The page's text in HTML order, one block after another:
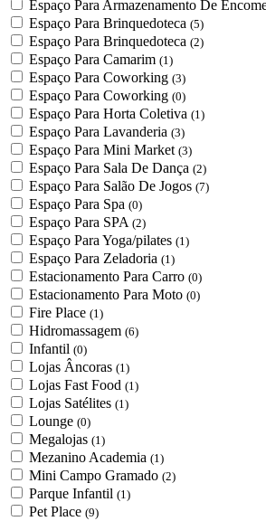
Espaço Para Armazenamento De
Espaço Para Brinquedoteca (5)
Espaço Para Brinquedoteca (2)
Espaço Para Camarim (1)
Espaço Para Coworking (3)
Espaço Para Coworking (0)
Espaço Para Horta Coletiva (1)
Espaço Para Lavanderia (3)
Espaço Para Mini Market (3)
Espaço Para Sala De Dança (2)
Espaço Para Salão De Jogos (7)
Espaço Para Spa (0)
Espaço Para SPA (2)
Espaço Para Yoga/pilates (1)
Espaço Para Zeladoria (1)
Estacionamento Para Carro (0)
Estacionamento Para Moto (0)
Fire Place (1)
Hidromassagem (6)
Infantil (0)
Lojas Âncoras (1)
Lojas Fast Food (1)
Lojas Satélites (1)
Lounge (0)
Megalojas (1)
Mezanino Academia (1)
Mini Campo Gramado (2)
Parque Infantil (1)
Pet Place (9)